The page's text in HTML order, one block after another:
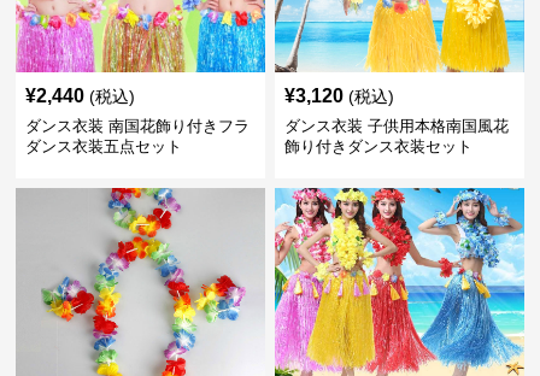
¥2,440 (税込)
ダンス衣装 南国花飾り付きフラ
ダンス衣装五点セット
¥3,120 (税込)
ダンス衣装 子供用本格南国風花
飾り付きダンス衣装セット